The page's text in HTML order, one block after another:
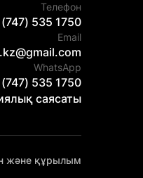
Телефон
535 1750
Email
WhatsApp
535 1750
саясаты
және құрылым